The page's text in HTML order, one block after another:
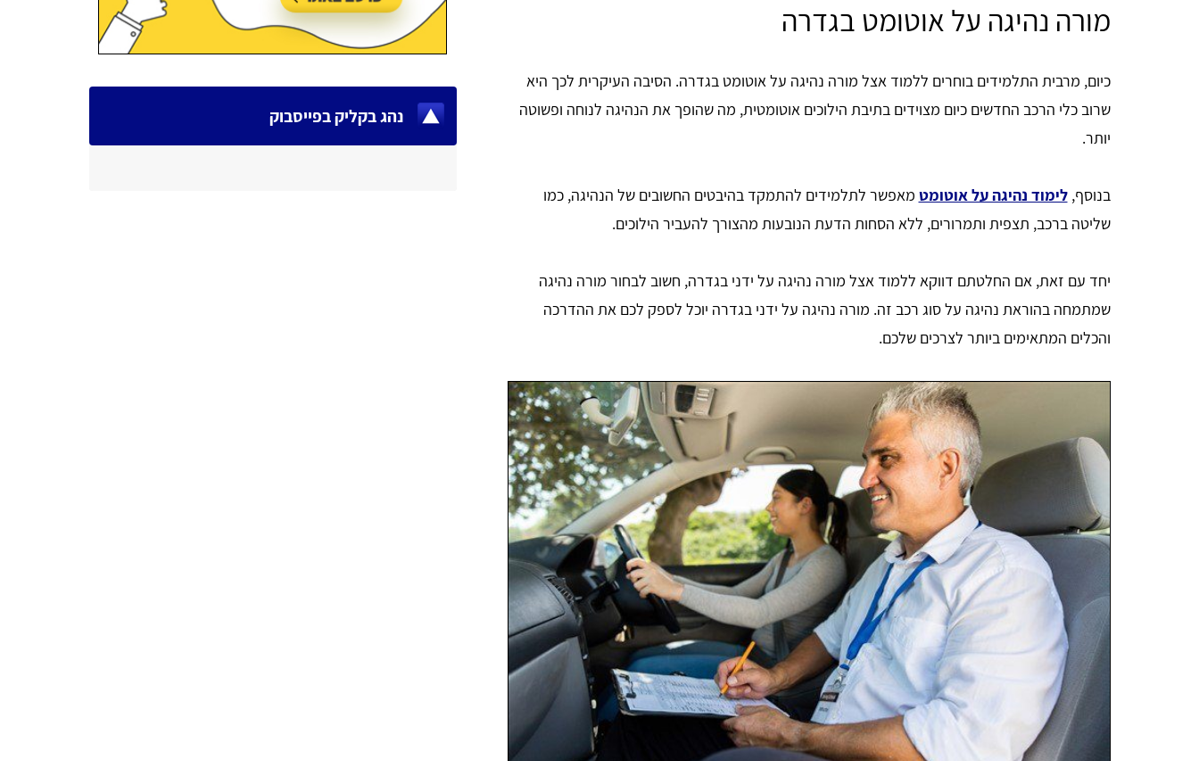
מורה נהיגה על אוטומט בגדרה
כיום, מרבית התלמידים בוחרים ללמוד אצל מורה נהיגה על אוטומט בגדרה. הסיבה העיקרית לכך היא
שרוב כלי הרכב החדשים כיום מצוידים בתיבת הילוכים אוטומטית, מה שהופך את הנהיגה לנוחה ופשוטה
יותר.
בנוסף,לימוד נהיגה על אוטומט מאפשר לתלמידים להתמקד בהיבטים החשובים של הנהיגה, כמו
שליטה ברכב, תצפית ותמרורים, ללא הסחות הדעת הנובעות מהצורך להעביר הילוכים.
יחד עם זאת, אם החלטתם דווקא ללמוד אצל מורה נהיגה על ידני בגדרה, חשוב לבחור מורה נהיגה
שמתמחה בהוראת נהיגה על סוג רכב זה. מורה נהיגה על ידני בגדרה יוכל לספק לכם את ההדרכה
והכלים המתאימים ביותר לצרכים שלכם.
נהג בקליק בפייסבוק